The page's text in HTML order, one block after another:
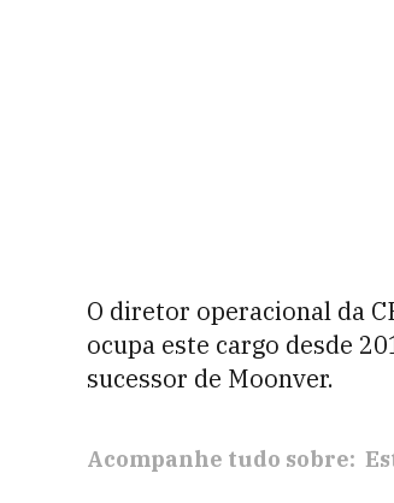
O diretor operacional da
ocupa este cargo desde
sucessor de Moonver.
Acompanhe tudo sobre: